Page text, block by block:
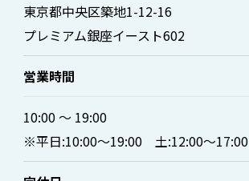
東京都中央区築地1-12-16
プレミアム銀座イースト602
営業時間
10:00 ～ 19:00
※平日:10:00〜19:00 土:12:00〜17:00